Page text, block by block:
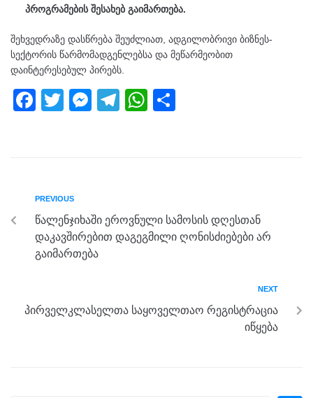
პროგრამების შესახებ გაიმართება.
შეხვედრაზე დასწრება შეუძლიათ, ადგილობრივი ბიზნეს-
სექტორის წარმომადგენლებსა და მეწარმეობით
დაინტერესებულ პირებს.
F
b
o
o
k
T
M
g
er
T
m
W
p
p
PREVIOUS
წალენჯიხაში ეროვნული სამოსის დღესთან
დაკავშირებით დაგეგმილი ღონისძიებები არ
გაიმართება
NEXT
პირველკლასელთა საყოველთაო რეგისტრაცია
იწყება